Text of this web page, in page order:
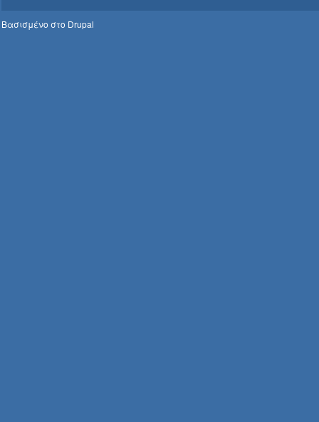
Βασισμένο στο Drupal